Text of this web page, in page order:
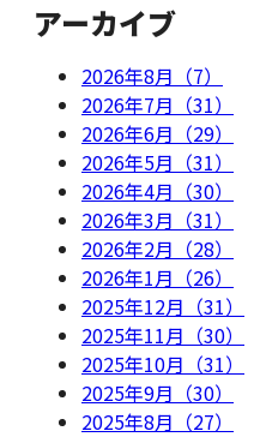
アーカイブ
2026年8月（7）
2026年7月（31）
2026年6月（29）
2026年5月（31）
2026年4月（30）
2026年3月（31）
2026年2月（28）
2026年1月（26）
2025年12月（31）
2025年11月（30）
2025年10月（31）
2025年9月（30）
2025年8月（27）